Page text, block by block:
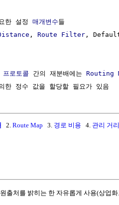
한 설정
매개변수들
, Route Filter ,
프로토콜 간의 재분배에는 Routing
2. Route Map 3. 경로 비용 4. 관리 거리
출처를 밝히는 한 자유롭게 사용(상업